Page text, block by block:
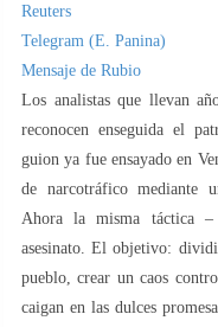
Reuters
Telegram (E. Panina)
Mensaje de Rubio
Los analistas que llevan
reconocen enseguida el
guion ya fue ensayado en
de narcotráfico mediante
Ahora la misma táctica
asesinato. El objetivo:
pueblo, crear un caos
caigan en las dulces